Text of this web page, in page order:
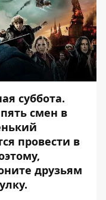
суббота.
смен в
провести в
друзьям